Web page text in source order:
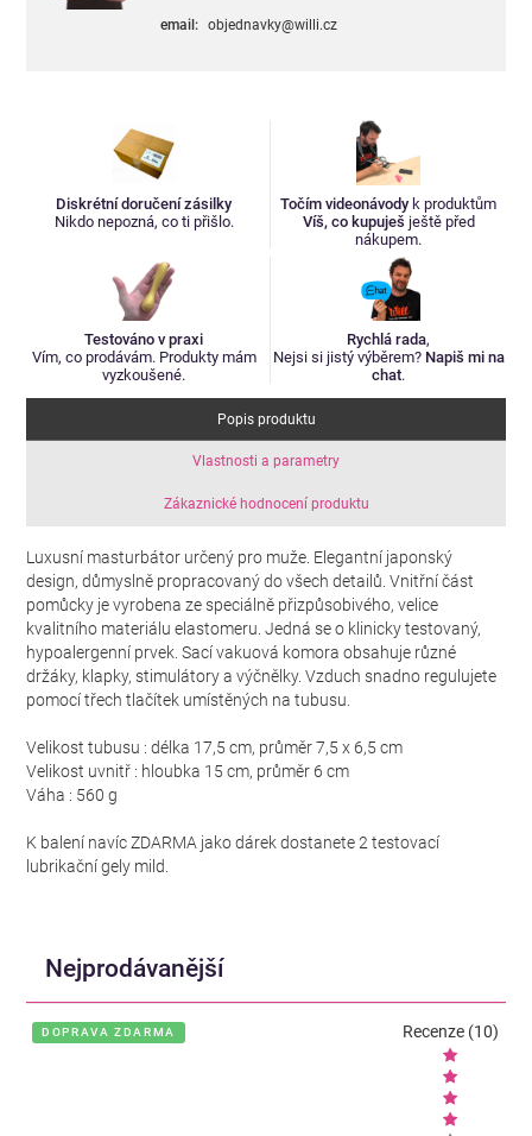
email: objednavky@willi.cz
Diskrétní doručení zásilky
Nikdo nepozná, co ti přišlo.
Točím videonávody k produktům
Víš, co kupuješ ještě před
nákupem.
Testováno v praxi
Vím, co prodávám. Produkty mám
vyzkoušené.
Rychlá rada,
Nejsi si jistý výběrem? Napiš mi na
chat.
Popis produktu
Vlastnosti a parametry
Zákaznické hodnocení produktu
Luxusní masturbátor určený pro muže. Elegantní japonský
design, důmyslně propracovaný do všech detailů. Vnitřní část
pomůcky je vyrobena ze speciálně přizpůsobivého, velice
kvalitního materiálu elastomeru. Jedná se o klinicky testovaný,
hypoalergenní prvek. Sací vakuová komora obsahuje různé
držáky, klapky, stimulátory a výčnělky. Vzduch snadno regulujete
pomocí třech tlačítek umístěných na tubusu.
Velikost tubusu : délka 17,5 cm, průměr 7,5 x 6,5 cm
Velikost uvnitř : hloubka 15 cm, průměr 6 cm
Váha : 560 g
K balení navíc ZDARMA jako dárek dostanete 2 testovací
lubrikační gely mild.
Nejprodávanější
DOPRAVA ZDARMA Recenze (10)